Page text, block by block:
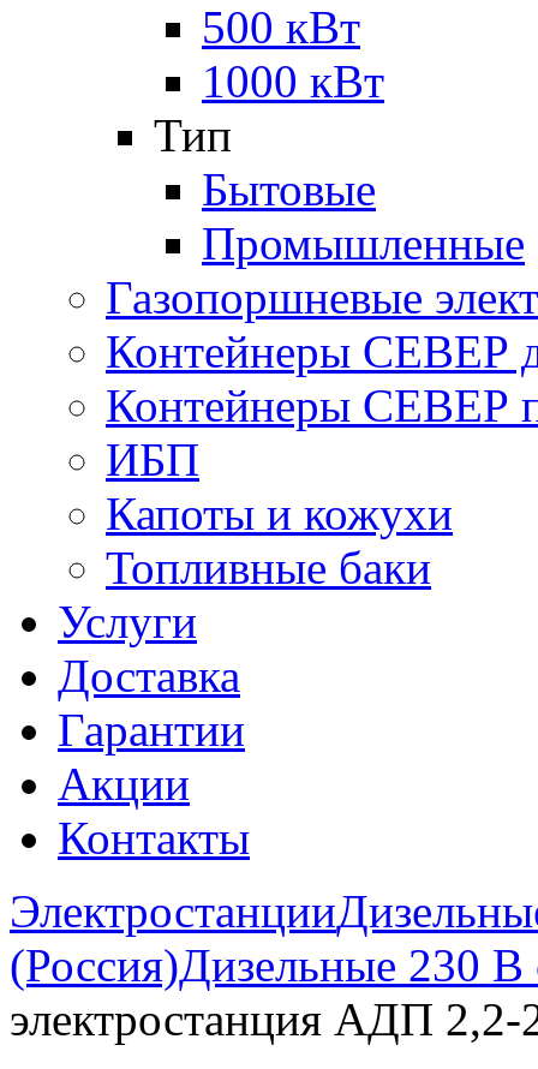
500 кВт
1000 кВт
Тип
Бытовые
Промышленные
Газопоршневые
Контейнеры СЕВЕР
Контейнеры СЕВЕР
ИБП
Капоты и кожухи
Топливные баки
Услуги
Доставка
Гарантии
Акции
Контакты
Электростанции
(Россия)Дизельные 230 В
электростанция АДП